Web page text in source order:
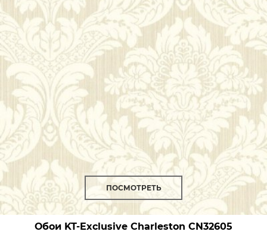
ПОСМОТРЕТЬ
Обои KT-Exclusive Charleston CN32605